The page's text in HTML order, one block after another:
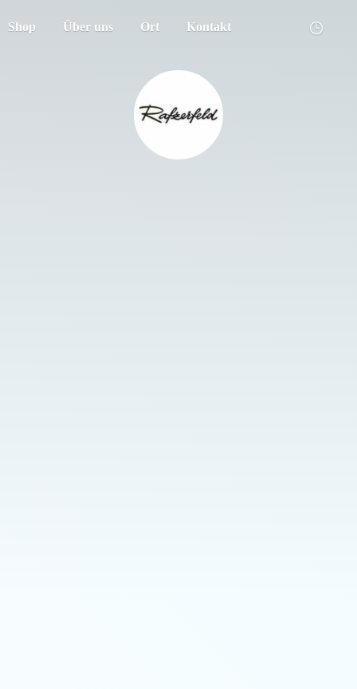
Shop Über uns Ort Kontakt